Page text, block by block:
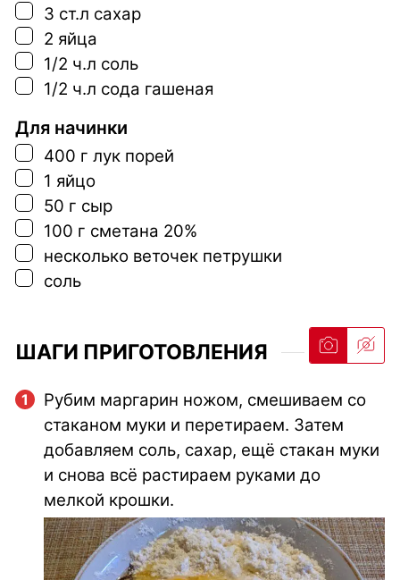
▢
3 ст.л сахар
▢
2 яйца
▢
1/2 ч.л соль
▢
1/2 ч.л сода гашеная
Для начинки
▢
400 г лук порей
▢
1 яйцо
▢
50 г сыр
▢
100 г сметана 20%
▢
несколько веточек петрушки
▢
соль
ШАГИ ПРИГОТОВЛЕНИЯ
Рубим маргарин ножом, смешиваем со
стаканом муки и перетираем. Затем
добавляем соль, сахар, ещё стакан муки
и снова всё растираем руками до
мелкой крошки.